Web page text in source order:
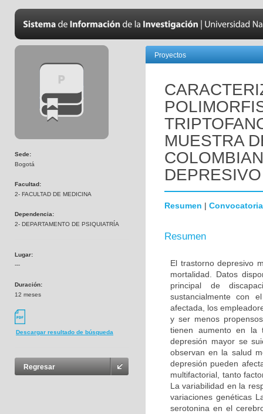
Sede:
Bogotá
Facultad:
2- FACULTAD DE MEDICINA
Dependencia:
2- DEPARTAMENTO DE PSIQUIATRÍA
Lugar:
---
Duración:
12 meses
Descargar resultado de búsqueda
Regresar
Proyectos
MUESTRA
Resumen | Convocatoria
Resumen
El trastorno depresivo
mortalidad. Datos
principal de
sustancialmente con
afectada, los
y ser menos
tienen aumento en la
depresión mayor se
observan en la salud
depresión pueden
multifactorial, tanto
La variabilidad en la
variaciones genéticas
serotonina en el